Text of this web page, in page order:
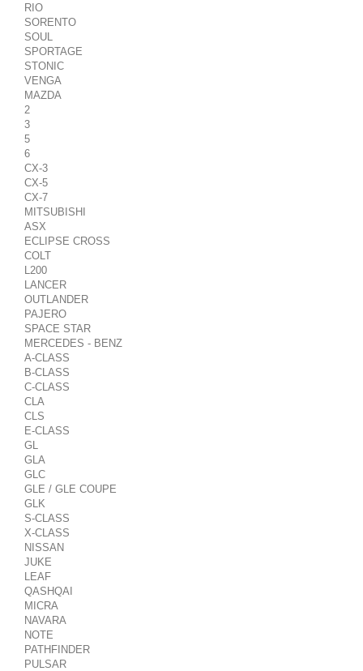
RIO
SORENTO
SOUL
SPORTAGE
STONIC
VENGA
MAZDA
2
3
5
6
CX-3
CX-5
CX-7
MITSUBISHI
ASX
ECLIPSE CROSS
COLT
L200
LANCER
OUTLANDER
PAJERO
SPACE STAR
MERCEDES - BENZ
A-CLASS
B-CLASS
C-CLASS
CLA
CLS
E-CLASS
GL
GLA
GLC
GLE / GLE COUPE
GLK
S-CLASS
X-CLASS
NISSAN
JUKE
LEAF
QASHQAI
MICRA
NAVARA
NOTE
PATHFINDER
PULSAR